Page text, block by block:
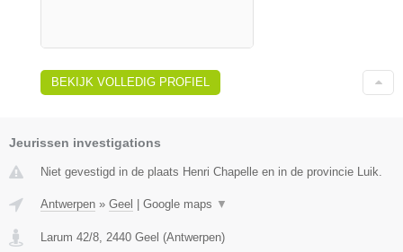
BEKIJK VOLLEDIG PROFIEL
Jeurissen investigations
Niet gevestigd in de plaats Henri Chapelle en in de provincie Luik.
Antwerpen » Geel | Google maps ▼
Larum 42/8 2440 Geel (Antwerpen)